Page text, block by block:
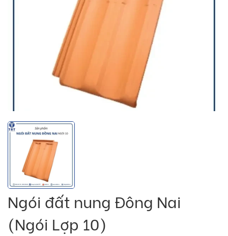
Ngói đất nung Đông Nai
(Ngói Lợp 10)